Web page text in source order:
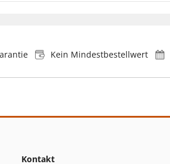
Kein Mindestbestellwert
Kontakt